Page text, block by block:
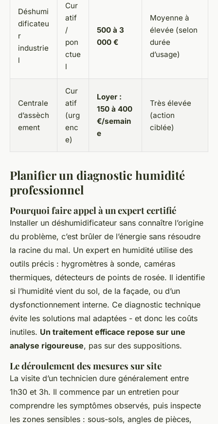
Déshumi
dificateu
r
industrie
l
Cur
atif
/
pon
ctue
l
500 à 3
000 €
Moyenne à
élevée (selon
durée
d’usage)
Centrale
d’assèch
ement
Cur
atif
(urg
enc
e)
Loyer :
150 à 400
€/semain
e
Très élevée
(action
ciblée)
Planifier un diagnostic humidité
professionnel
Pourquoi faire appel à un expert certifié
Installer un déshumidificateur sans connaître l’origine
du problème, c’est brûler de l’énergie sans résoudre
la racine du mal. Un expert en humidité utilise des
outils précis : hygromètres à sonde, caméras
thermiques, détecteurs de points de rosée. Il identifie
si l’humidité vient du sol, de la façade, ou d’un
dysfonctionnement interne. Ce diagnostic technique
évite les solutions mal adaptées - et donc les coûts
inutiles. Un traitement efficace repose sur une
analyse rigoureuse, pas sur des suppositions.
Le déroulement des mesures sur site
La visite d’un technicien dure généralement entre
1h30 et 3h. Il commence par un entretien pour
comprendre les symptômes observés, puis inspecte
les zones sensibles : sous-sols, angles de pièces,